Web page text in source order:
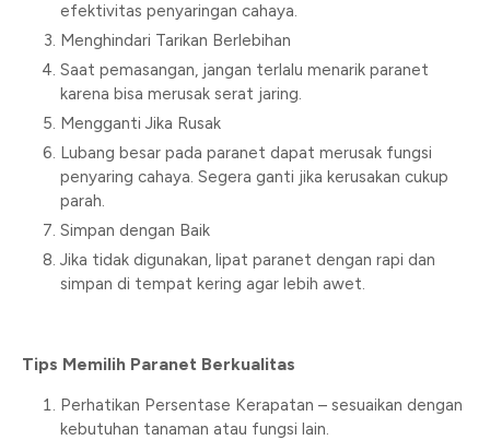
efektivitas penyaringan cahaya.
Menghindari Tarikan Berlebihan
Saat pemasangan, jangan terlalu menarik paranet
karena bisa merusak serat jaring.
Mengganti Jika Rusak
Lubang besar pada paranet dapat merusak fungsi
penyaring cahaya. Segera ganti jika kerusakan cukup
parah.
Simpan dengan Baik
Jika tidak digunakan, lipat paranet dengan rapi dan
simpan di tempat kering agar lebih awet.
Tips Memilih Paranet Berkualitas
Perhatikan Persentase Kerapatan – sesuaikan dengan
kebutuhan tanaman atau fungsi lain.